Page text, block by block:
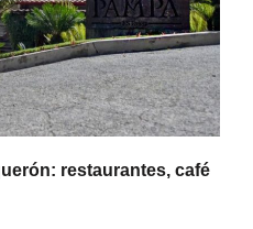
restaurantes, café